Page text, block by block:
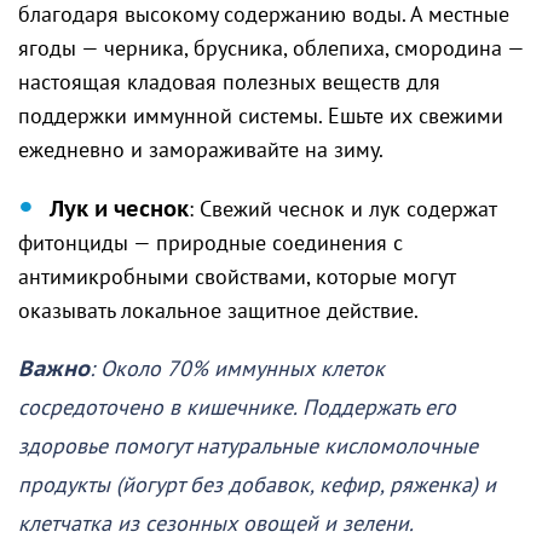
благодаря высокому содержанию воды. А местные
ягоды — черника, брусника, облепиха, смородина —
настоящая кладовая полезных веществ для
поддержки иммунной системы. Ешьте их свежими
ежедневно и замораживайте на зиму.
Лук и чеснок: Свежий чеснок и лук содержат
фитонциды — природные соединения с
антимикробными свойствами, которые могут
оказывать локальное защитное действие.
Важно: Около 70% иммунных клеток
сосредоточено в кишечнике. Поддержать его
здоровье помогут натуральные кисломолочные
продукты (йогурт без добавок, кефир, ряженка) и
клетчатка из сезонных овощей и зелени.